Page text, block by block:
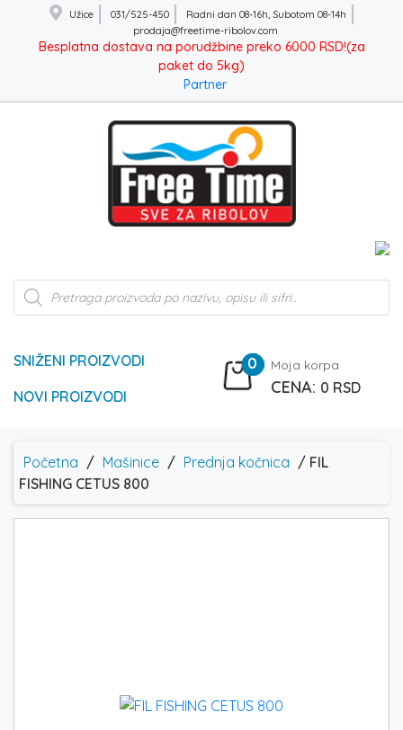
Užice 031/525-450
Radni dan 08-16h, Subotom 08-14h
prodaja@freetime-ribolov.com
Besplatna dostava na porudžbine preko 6000 RSD!(za
paket do 5kg)
Partner
Products
search
SNIŽENI PROIZVODI
NOVI PROIZVODI
0 Moja korpa
0 RSD
Početna / Mašinice / Prednja kočnica / FIL
FISHING CETUS 800